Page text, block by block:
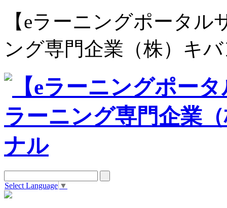
【eラーニングポータル
ング専門企業（株）キ
Select Language ▼